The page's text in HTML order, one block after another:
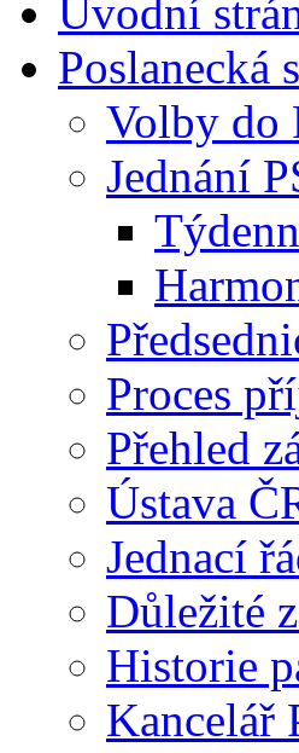
Úvodní
Poslanecká
Volby do
Jednání
Proces
Přehled
Ústava
Jednací
Důležité
Historie
Kancelář